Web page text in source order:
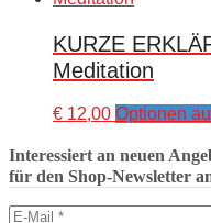
KURZE
Meditation
€ 12,00 Optionen
Interessiert an neuen
für den Shop-Newsletter